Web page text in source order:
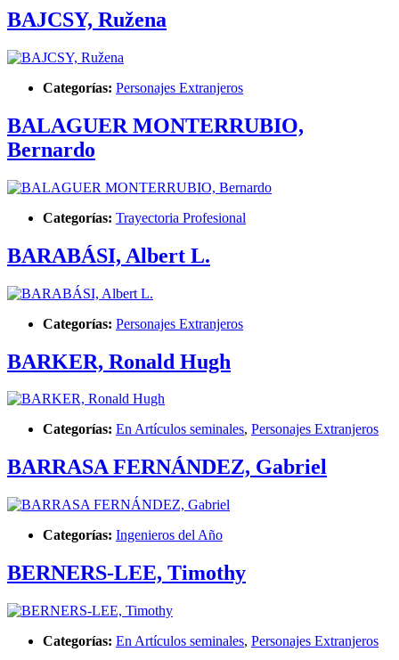
BAJCSY, Ružena
Categorías: Personajes Extranjeros
BALAGUER MONTERRUBIO,
Bernardo
Categorías: Trayectoria Profesional
BARABÁSI, Albert L.
Categorías: Personajes Extranjeros
BARKER, Ronald Hugh
Categorías: En Artículos seminales, Personajes Extranjeros
BARRASA FERNÁNDEZ, Gabriel
Categorías: Ingenieros del Año
BERNERS-LEE, Timothy
Categorías: En Artículos seminales, Personajes Extranjeros